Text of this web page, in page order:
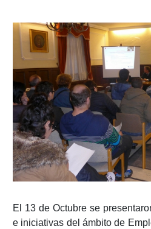
El 13 de Octubre se
e iniciativas del ámbito de